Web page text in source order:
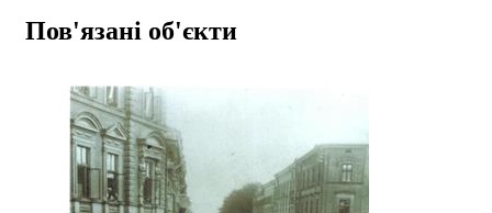
Пов'язані об'єкти